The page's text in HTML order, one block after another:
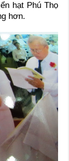
hạt Phú Thọ
hơn.